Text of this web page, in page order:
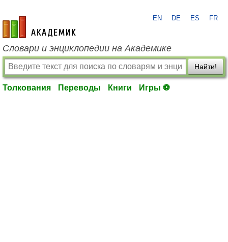
academic.ru
EN DE ES FR
Словари и энциклопедии на Академике
Найти!
Толкования Переводы Книги Игры ⚽